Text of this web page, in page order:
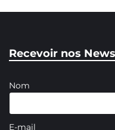
Recevoir nos News
Nom
E-mail